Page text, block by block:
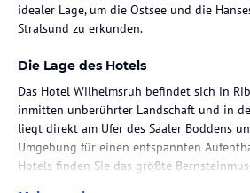
idealer Lage, um die Ostsee und die
Stralsund zu erkunden.
Die Lage des Hotels
Das Hotel Wilhelmsruh befindet sich in
inmitten unberührter Landschaft und in
liegt direkt am Ufer des Saaler Boddens
Umgebung für einen entspannten
Hotels finden Sie das größte